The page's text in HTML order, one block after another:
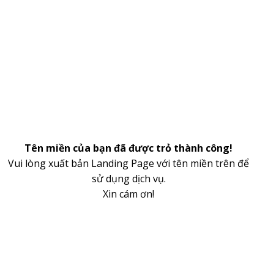
Tên miền của bạn đã được trỏ thành công!
Vui lòng xuất bản Landing Page với tên miền trên để
sử dụng dịch vụ.
Xin cám ơn!